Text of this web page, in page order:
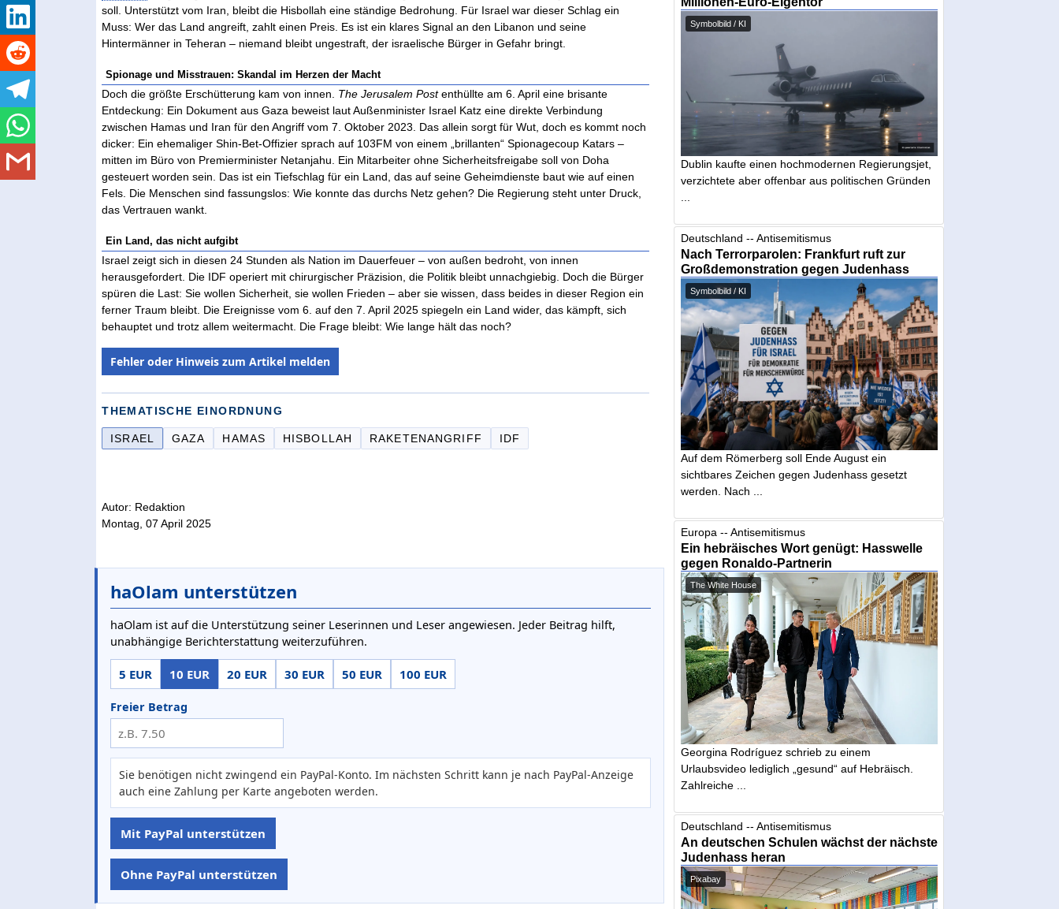
soll. Unterstützt vom Iran, bleibt die Hisbollah eine ständige Bedrohung. Für Israel war dieser Schlag ein
Muss: Wer das Land angreift, zahlt einen Preis. Es ist ein klares Signal an den Libanon und seine
Hintermänner in Teheran – niemand bleibt ungestraft, der israelische Bürger in Gefahr bringt.
Spionage und Misstrauen: Skandal im Herzen der Macht
Doch die größte Erschütterung kam von innen. The Jerusalem Postenthüllte am 6. April eine brisante
Entdeckung: Ein Dokument aus Gaza beweist laut Außenminister Israel Katz eine direkte Verbindung
zwischen Hamas und Iran für den Angriff vom 7. Oktober 2023. Das allein sorgt für Wut, doch es kommt noch
dicker: Ein ehemaliger Shin-Bet-Offizier sprach auf 103FM von einem „brillanten“ Spionagecoup Katars –
mitten im Büro von Premierminister Netanjahu. Ein Mitarbeiter ohne Sicherheitsfreigabe soll von Doha
gesteuert worden sein. Das ist ein Tiefschlag für ein Land, das auf seine Geheimdienste baut wie auf einen
Fels. Die Menschen sind fassungslos: Wie konnte das durchs Netz gehen? Die Regierung steht unter Druck,
das Vertrauen wankt.
Ein Land, das nicht aufgibt
Israel zeigt sich in diesen 24 Stunden als Nation im Dauerfeuer – von außen bedroht, von innen
herausgefordert. Die IDF operiert mit chirurgischer Präzision, die Politik bleibt unnachgiebig. Doch die Bürger
spüren die Last: Sie wollen Sicherheit, sie wollen Frieden – aber sie wissen, dass beides in dieser Region ein
ferner Traum bleibt. Die Ereignisse vom 6. auf den 7. April 2025 spiegeln ein Land wider, das kämpft, sich
behauptet und trotz allem weitermacht. Die Frage bleibt: Wie lange hält das noch?
Fehler oder Hinweis zum Artikel melden
THEMATISCHE EINORDNUNG
ISRAEL GAZA HAMAS HISBOLLAH RAKETENANGRIFF IDF
Autor: Redaktion
Montag, 07 April 2025
haOlam unterstützen
haOlam ist auf die Unterstützung seiner Leserinnen und Leser angewiesen. Jeder Beitrag hilft,
unabhängige Berichterstattung weiterzuführen.
5 EUR 10 EUR 20 EUR 30 EUR 50 EUR 100 EUR
Freier Betrag
Sie benötigen nicht zwingend ein PayPal-Konto. Im nächsten Schritt kann je nach PayPal-Anzeige
auch eine Zahlung per Karte angeboten werden.
Mit PayPal unterstützen
Ohne PayPal unterstützen
Symbolbild / KI
Dublin kaufte einen hochmodernen Regierungsjet,
verzichtete aber offenbar aus politischen Gründen
Deutschland -- Antisemitismus
Nach Terrorparolen: Frankfurt ruft zur
Großdemonstration gegen Judenhass
Symbolbild / KI
Auf dem Römerberg soll Ende August ein
sichtbares Zeichen gegen Judenhass gesetzt
werden. Nach ...
Europa -- Antisemitismus
Ein hebräisches Wort genügt: Hasswelle
gegen Ronaldo-Partnerin
The White House
Georgina Rodríguez schrieb zu einem
Urlaubsvideo lediglich „gesund“ auf Hebräisch.
Zahlreiche ...
Deutschland -- Antisemitismus
An deutschen Schulen wächst der nächste
Judenhass heran
Pixabay